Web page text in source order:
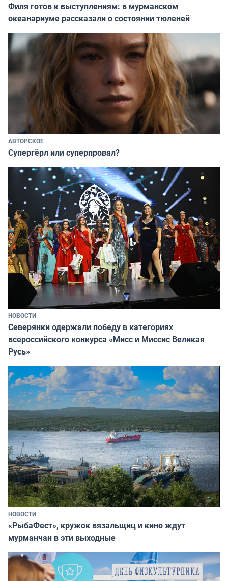
Филя готов к выступлениям: в мурманском
океанариуме рассказали о состоянии тюленей
АВТОРСКОЕ
Супергёрл или суперпровал?
НОВОСТИ
Северянки одержали победу в категориях
всероссийского конкурса «Мисс и Миссис Великая
Русь»
НОВОСТИ
«РыбаФест», кружок вязальщиц и кино ждут
мурманчан в эти выходные